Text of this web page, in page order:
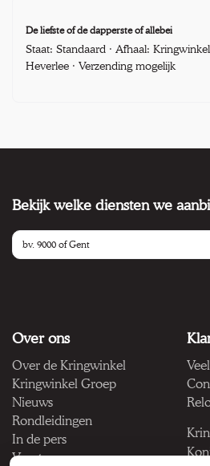
De liefste of de dapperste of allebei
Staat: Standaard · Afhaal: Kringwinkel
Heverlee · Verzending mogelijk
Bekijk welke diensten we
Over ons
Over de Kringwinkel
Kringwinkel Groep
Nieuws
Rondleidingen
In de pers
Vacatures